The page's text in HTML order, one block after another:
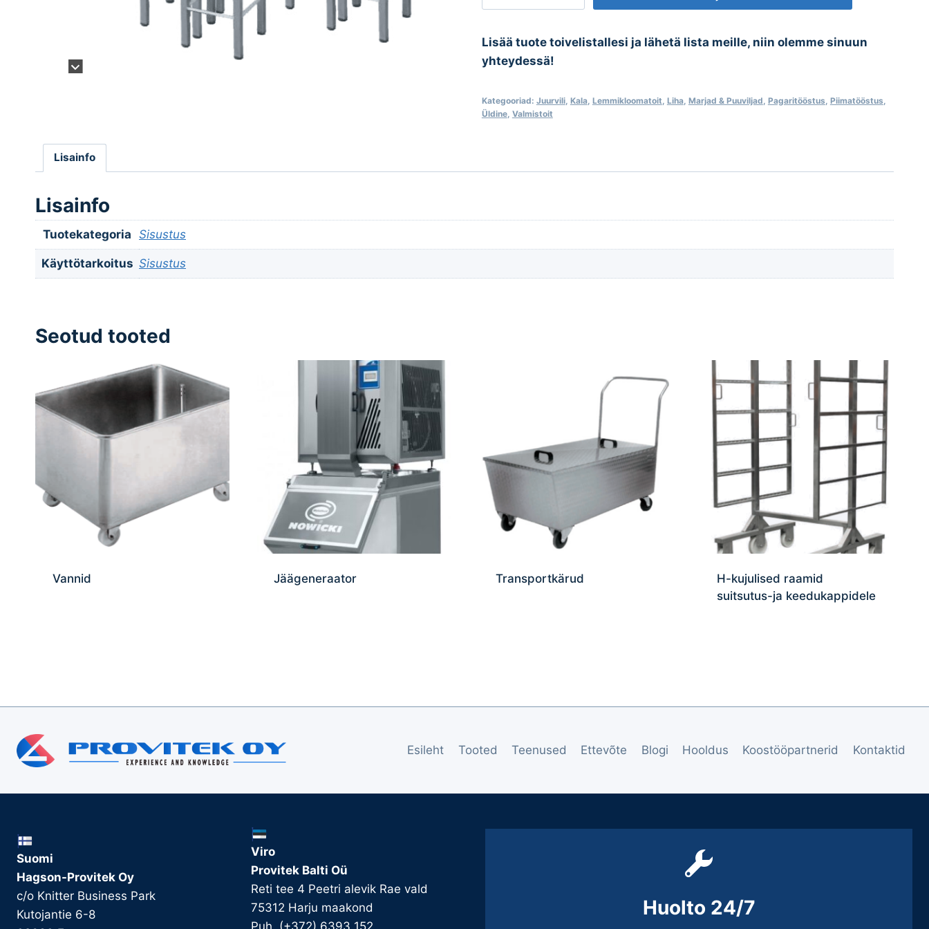
kogus
Lisää tuote toivelistallesi ja lähetä lista meille, niin olemme sinuun
yhteydessä!
Kategooriad: Juurvili, Kala, Lemmikloomatoit Liha, Marjad & Puuviljad Pagaritööstus Piimatööstus
Üldine, Valmistoit
Lisainfo
Lisainfo
Tuotekategoria Sisustus
Käyttötarkoitus Sisustus
Seotud tooted
Vannid Jäägeneraator Transportkärud
H-kujulised raamid
suitsutus-ja keedukappidele
Esileht Tooted Teenused Ettevõte Blogi Hooldus Koostööpartnerid Kontaktid
Suomi
Hagson-Provitek Oy
c/o Knitter Business Park
Kutojantie 6-8
Viro
Provitek Balti Oü
Reti tee 4 Peetri alevik Rae vald
75312 Harju maakond
Puh. (+372) 6393 152
Huolto 24/7